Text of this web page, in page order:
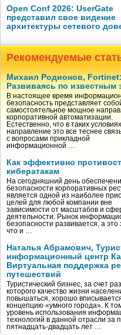
Open Conf 2026: UserGate
представил свое видение
архитектуры сетевого
Рекомендуемые
Михаил Родионов,
Развиваясь по известным
В настоящее время
безопасность представляет
самостоятельное мощное
корпоративной автоматизации.
Естественно, что в таких условиях
направление это все теснее
с вопросами прикладной
информационной …
Как эффективно
кибератакам
На сегодняшний день
безопасности корпоративных
является одной из наиболее
целей для любой компании вне
зависимости от масштабов и
деятельности. Рынок
безопасности развивается, а это
что и …
Наталья Абрамович,
информационный центр
Виртуальная поддержка
путешествий
Туристический бизнес, за счет
которого качество жизни
повышаться, хорошо
концепцию «умного города». К
уровень использования
технологий в данной отрасли за
пятнадцать-двадцать лет …